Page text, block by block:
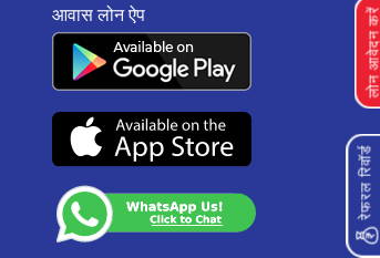
लोन
रेफरल रिवॉर्ड
आवास लोन ऐप